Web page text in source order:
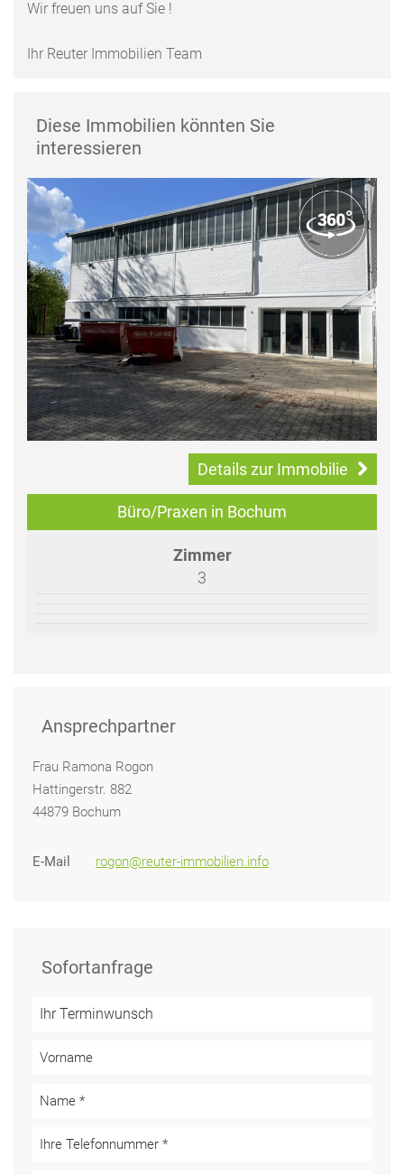
Wir freuen uns auf Sie !
Ihr Reuter Immobilien Team
Diese Immobilien könnten Sie
interessieren
Details zur Immobilie
Büro/Praxen in Bochum
Zimmer
3
Ansprechpartner
Frau Ramona Rogon
Hattingerstr. 882
44879 Bochum
E-Mail rogon@reuter-immobilien.info
Sofortanfrage